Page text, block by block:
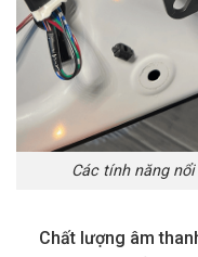
Các tính năng
Chất lượng âm